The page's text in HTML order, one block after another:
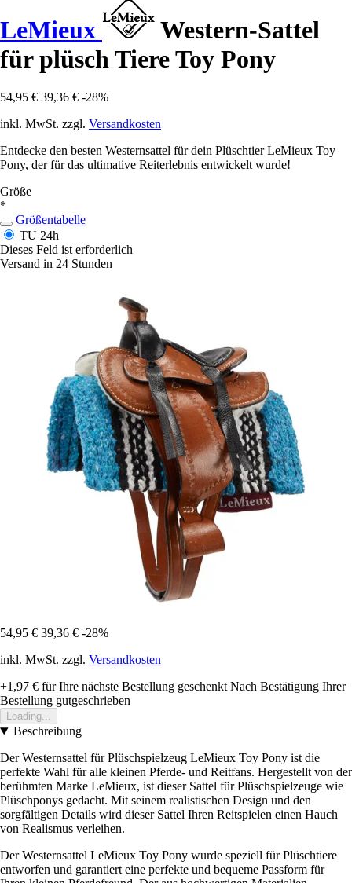
LeMieux
Western-Sattel
für plüsch Tiere Toy Pony
54,95 € 39,36 € -28%
inkl. MwSt. zzgl. Versandkosten
Entdecke den besten Westernsattel für dein Plüschtier LeMieux Toy
Pony, der für das ultimative Reiterlebnis entwickelt wurde!
Größe
*
Größentabelle
TU 24h
Dieses Feld ist erforderlich
Versand in 24 Stunden
54,95 € 39,36 € -28%
inkl. MwSt. zzgl. Versandkosten
+1,97 € für Ihre nächste Bestellung geschenkt Nach Bestätigung Ihrer
Bestellung gutgeschrieben
Loading...
Beschreibung
Der Westernsattel für Plüschspielzeug LeMieux Toy Pony ist die
perfekte Wahl für alle kleinen Pferde- und Reitfans. Hergestellt von der
berühmten Marke LeMieux, ist dieser Sattel für Plüschspielzeuge wie
Plüschponys gedacht. Mit seinem realistischen Design und den
sorgfältigen Details wird dieser Sattel Ihren Reitspielen einen Hauch
von Realismus verleihen.
Der Westernsattel LeMieux Toy Pony wurde speziell für Plüschtiere
entworfen und garantiert eine perfekte und bequeme Passform für